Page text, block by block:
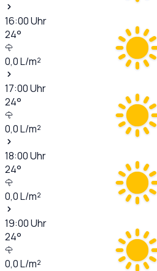
16:00Uhr
24°
0,0L/m²
17:00Uhr
24°
0,0L/m²
18:00Uhr
24°
0,0L/m²
19:00Uhr
24°
0,0L/m²